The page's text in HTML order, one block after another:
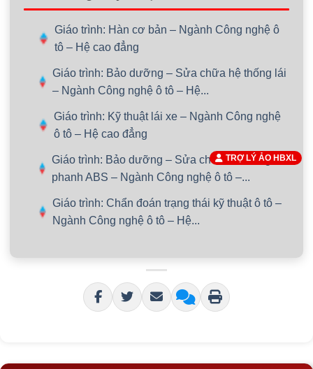
Giáo trình: Hàn cơ bản – Ngành Công nghệ ô
tô – Hệ cao đẳng
Giáo trình: Bảo dưỡng – Sửa chữa hệ thống lái
– Ngành Công nghệ ô tô – Hệ...
Giáo trình: Kỹ thuật lái xe – Ngành Công nghệ
ô tô – Hệ cao đẳng
Giáo trình: Bảo dưỡng – Sửa chữa hệ thống
phanh ABS – Ngành Công nghệ ô tô –...
Giáo trình: Chẩn đoán trạng thái kỹ thuật ô tô –
Ngành Công nghệ ô tô – Hệ...
TRỢ LÝ ẢO HBXL